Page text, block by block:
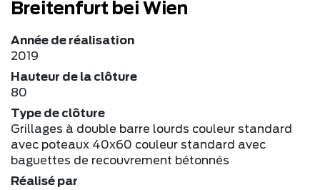
Breitenfurt bei Wien
Année de réalisation
2019
Hauteur de la clôture
80
Type de clôture
Grillages à double barre lourds couleur standard
avec poteaux 40x60 couleur standard avec
baguettes de recouvrement bétonnés
Réalisé par